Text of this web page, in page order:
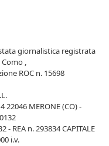
giornalistica registrata
,
ROC n. 15698
22046 MERONE (CO) -
REA n. 293834 CAPITALE
i.v.